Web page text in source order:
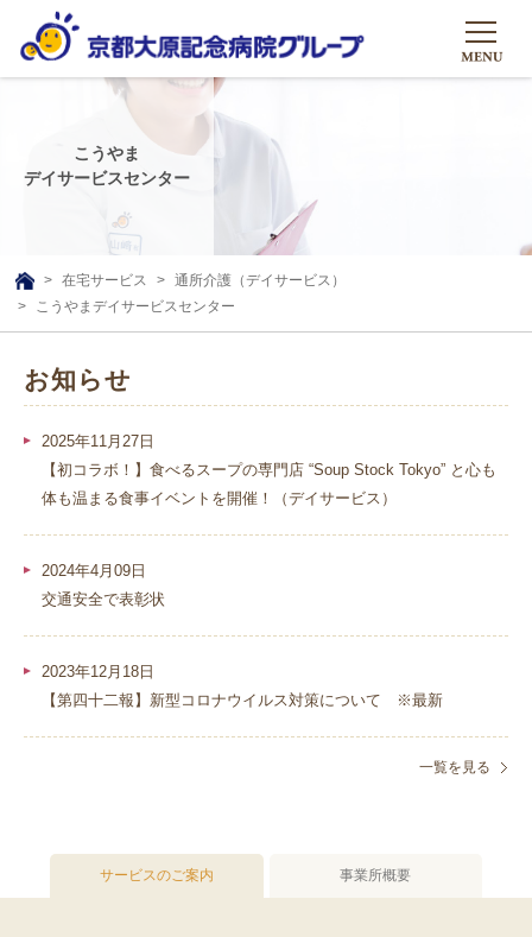
グループについて
グループについて
理事長挨拶
基本的マインド
社会貢献活動
グループの取り組み
リハビリテーション
訪問サービス
通所サービス
高齢者介護施設
高齢者住宅施設
食へのこだわり
大原のこと
メディア
ニュース
メディア掲載一覧
SNS運用ポリシー
シャトルバス
お問い合わせ一覧
友達追加
京都大原記念病院
京都近衛リハ病院
八瀬大原Ⅰ番館
こうやま
デイサービスセンター
TOP
在宅サービス
通所介護（デイサービス）
こうやまデイサービスセンター
お知らせ
2025年11月27日
【初コラボ！】食べるスープの専門店 “Soup Stock Tokyo” と心も
体も温まる食事イベントを開催！（デイサービス）
2024年4月09日
交通安全で表彰状
2023年12月18日
【第四十二報】新型コロナウイルス対策について ※最新
一覧を見る
サービスのご案内 事業所概要